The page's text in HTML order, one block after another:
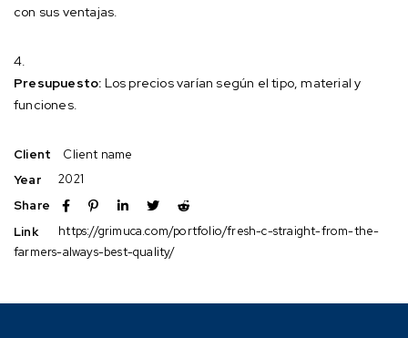
con sus ventajas.
Presupuesto: Los precios varían según el tipo, material y
funciones.
Client
Client name
Year
2021
Share
Link
https://grimuca.com/portfolio/fresh-c-straight-from-the-
farmers-always-best-quality/